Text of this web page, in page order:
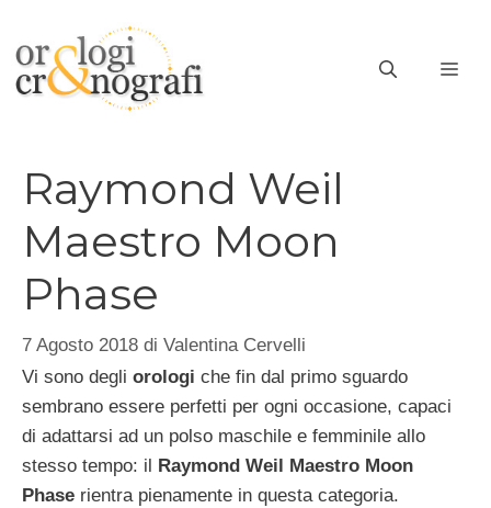
contenuto
Raymond Weil
Maestro Moon
Phase
7 Agosto 2018 di Valentina Cervelli
Vi sono degli orologi che fin dal primo sguardo
sembrano essere perfetti per ogni occasione, capaci
di adattarsi ad un polso maschile e femminile allo
stesso tempo: il Raymond Weil Maestro Moon
Phase rientra pienamente in questa categoria.